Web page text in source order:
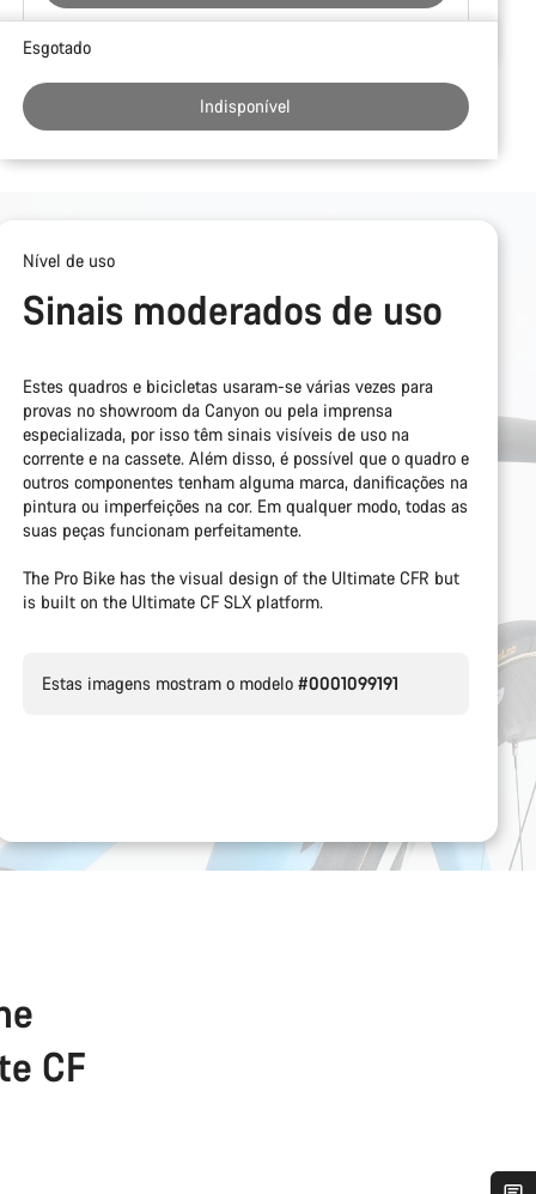
Razões
compra
Esgotado
Indisponível
Nível de uso
Sinais moderados de uso
Estes quadros e bicicletas usaram-se várias vezes para
provas no showroom da Canyon ou pela imprensa
especializada, por isso têm sinais visíveis de uso na
corrente e na cassete. Além disso, é possível que o quadro e
outros componentes tenham alguma marca, danificações na
pintura ou imperfeições na cor. Em qualquer modo, todas as
suas peças funcionam perfeitamente.
The Pro Bike has the visual design of the Ultimate CFR but
is built on the Ultimate CF SLX platform.
Estas imagens mostram o modelo #0001099191
CF